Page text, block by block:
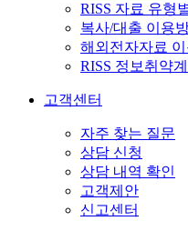
RISS 자료 유형
복사/대출 이용
해외전자자료
RISS 정보취약
고객센터
자주 찾는 질문
상담 신청
상담 내역 확인
고객제안
신고센터